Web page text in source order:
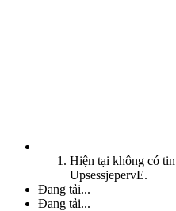
Hiện tại không có
UpsessjepervE.
Đang tải...
Đang tải...